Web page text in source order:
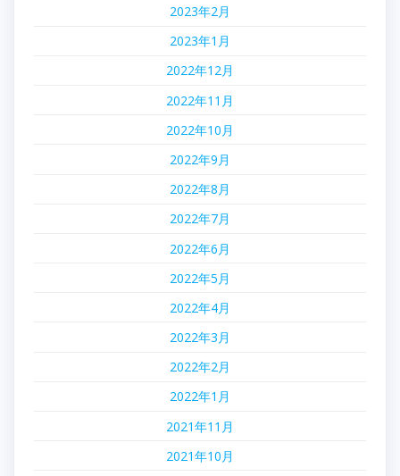
2023年2月
2023年1月
2022年12月
2022年11月
2022年10月
2022年9月
2022年8月
2022年7月
2022年6月
2022年5月
2022年4月
2022年3月
2022年2月
2022年1月
2021年11月
2021年10月